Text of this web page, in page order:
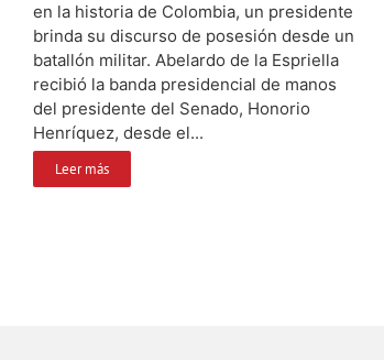
en la historia de Colombia, un presidente
brinda su discurso de posesión desde un
batallón militar. Abelardo de la Espriella
recibió la banda presidencial de manos
del presidente del Senado, Honorio
Henríquez, desde el...
Leer más